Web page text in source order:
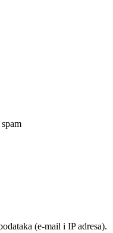
(e-mail i IP adresa).